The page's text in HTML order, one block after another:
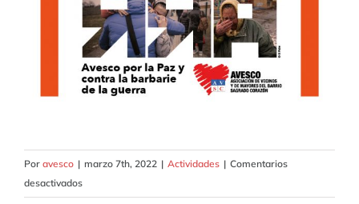
Por avesco | marzo 7th, 2022 | Actividades | Comentarios
desactivadosen
AVESCO